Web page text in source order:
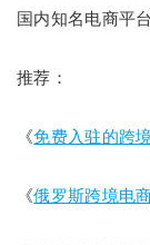
国内知名电商平
推荐：
《免费入驻的跨
《俄罗斯跨境电